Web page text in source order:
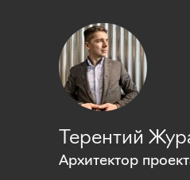
Терентий
Архитектор